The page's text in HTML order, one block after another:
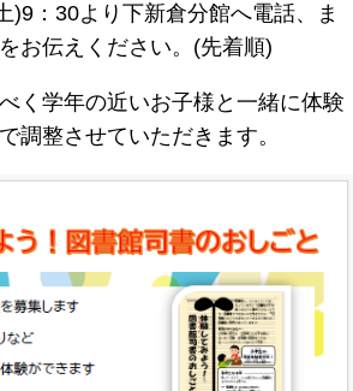
：30より下新倉分館へ電話、ま
お伝えください。(先着順)
近いお子様と一緒に体験
調整させていただきます。